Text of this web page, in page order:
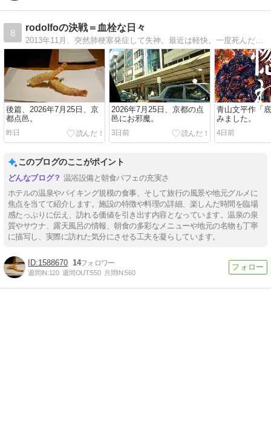
8
rodolfoの決戦＝血栓な日々
2013年11月、突然肺梗塞発症して失神。最近は軽快。一度死んだせいか、より気ままな人生を送る。主なテーマは寿司、雑多な音楽と映像、ゴルフ、小説、映画。旅行。
後篇、2026年7月25日、京
都点邑。
昨日
2026年7月25日、京都の点
邑にお邪魔。
3日前
青山文平作「
みました。
4日前
このブログのここがポイント
温浴設備と朝食バフェの充実さ
ホテルの温泉やバイキング規模の食事、そして旅行の風景や地元グルメに
焦点を当てて紹介します。施設の特徴や料理の詳細、楽しんだ時間を臨場
感たっぷりに伝え、訪れる価値を引き出す内容となっています。温泉の泉
質やサウナ、露天風呂の情報、朝食の多彩なメニューや地元の名物も丁寧
に描写し、実際に訪れた気分にさせる工夫を凝らしています。
1588670 14
週間IN:120 週間OUT:550 月間IN:560